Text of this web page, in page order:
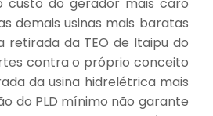
demais usinas mais baratas
retirada da TEO de Itaipu do
contra o próprio conceito
da usina hidrelétrica mais
do PLD mínimo não garante